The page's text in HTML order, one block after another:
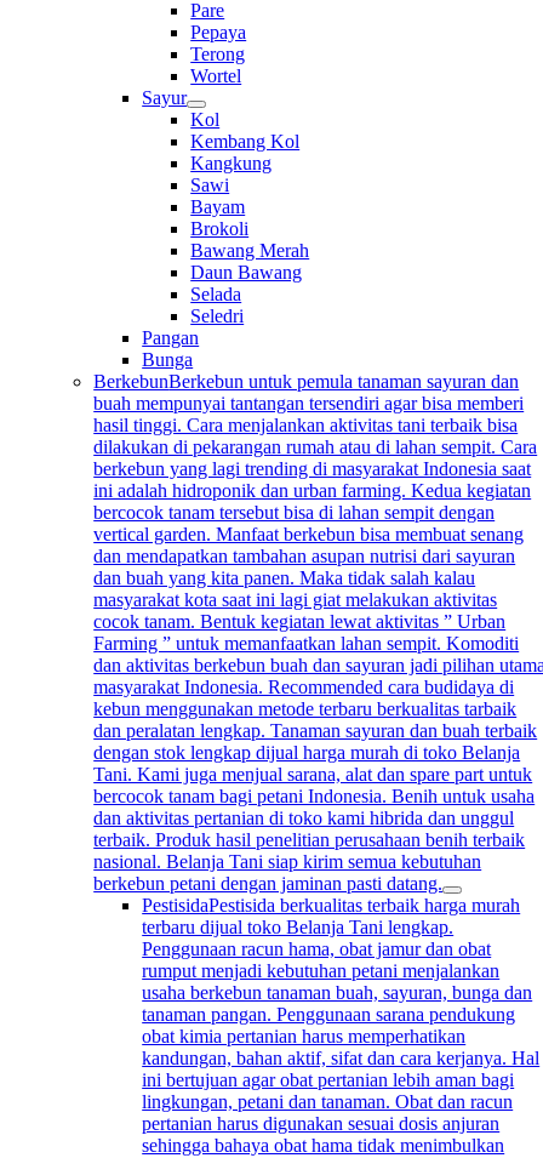
Pare
Pepaya
Terong
Wortel
Sayur
Kol
Kembang Kol
Kangkung
Sawi
Bayam
Brokoli
Bawang Merah
Daun Bawang
Selada
Seledri
Pangan
Bunga
BerkebunBerkebun untuk pemula tanaman sayuran dan
buah mempunyai tantangan tersendiri agar bisa memberi
hasil tinggi. Cara menjalankan aktivitas tani terbaik bisa
dilakukan di pekarangan rumah atau di lahan sempit. Cara
berkebun yang lagi trending di masyarakat Indonesia saat
ini adalah hidroponik dan urban farming. Kedua kegiatan
bercocok tanam tersebut bisa di lahan sempit dengan
vertical garden. Manfaat berkebun bisa membuat senang
dan mendapatkan tambahan asupan nutrisi dari sayuran
dan buah yang kita panen. Maka tidak salah kalau
masyarakat kota saat ini lagi giat melakukan aktivitas
cocok tanam. Bentuk kegiatan lewat aktivitas ” Urban
Farming ” untuk memanfaatkan lahan sempit. Komoditi
dan aktivitas berkebun buah dan sayuran jadi pilihan
masyarakat Indonesia. Recommended cara budidaya di
kebun menggunakan metode terbaru berkualitas tarbaik
dan peralatan lengkap. Tanaman sayuran dan buah terbaik
dengan stok lengkap dijual harga murah di toko Belanja
Tani. Kami juga menjual sarana, alat dan spare part untuk
bercocok tanam bagi petani Indonesia. Benih untuk usaha
dan aktivitas pertanian di toko kami hibrida dan unggul
terbaik. Produk hasil penelitian perusahaan benih terbaik
nasional. Belanja Tani siap kirim semua kebutuhan
berkebun petani dengan jaminan pasti datang.
PestisidaPestisida berkualitas terbaik harga murah
terbaru dijual toko Belanja Tani lengkap.
Penggunaan racun hama, obat jamur dan obat
rumput menjadi kebutuhan petani menjalankan
usaha berkebun tanaman buah, sayuran, bunga dan
tanaman pangan. Penggunaan sarana pendukung
obat kimia pertanian harus memperhatikan
kandungan, bahan aktif, sifat dan cara kerjanya. Hal
ini bertujuan agar obat pertanian lebih aman bagi
lingkungan, petani dan tanaman. Obat dan racun
pertanian harus digunakan sesuai dosis anjuran
sehingga bahaya obat hama tidak menimbulkan